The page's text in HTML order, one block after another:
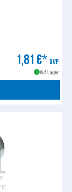
1,81 €* UVP
Auf Lager